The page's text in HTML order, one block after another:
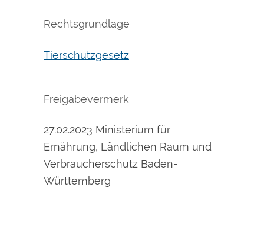
Rechtsgrundlage
Tierschutzgesetz
Freigabevermerk
27.02.2023 Ministerium für
Ernährung, Ländlichen Raum und
Verbraucherschutz Baden-
Württemberg